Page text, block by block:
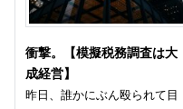
衝撃。【模擬税務調査は大
成経営】
昨日、誰かにぶん殴られて目